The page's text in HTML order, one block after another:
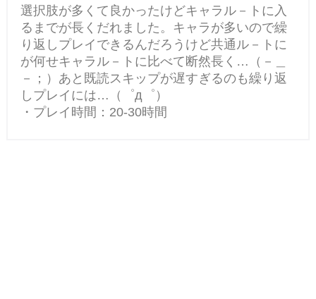
選択肢が多くて良かったけどキャラル－トに入
るまでが長くだれました。キャラが多いので繰
り返しプレイできるんだろうけど共通ル－トに
が何せキャラル－トに比べて断然長く…（－＿
－；）あと既読スキップが遅すぎるのも繰り返
しプレイには…（゜д゜）
・プレイ時間：20-30時間